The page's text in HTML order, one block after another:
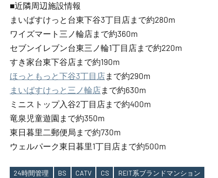
■近隣周辺施設情報
まいばすけっと台東下谷3丁目店まで約280m
ワイズマート三ノ輪店まで約360m
セブンイレブン台東三ノ輪1丁目店まで約220m
すき家台東下谷店まで約190m
ほっともっと下谷3丁目店まで約290m
まいばすけっと三ノ輪店まで約630m
ミニストップ入谷2丁目店まで約400m
竜泉児童遊園まで約350m
東日暮里二郵便局まで約730m
ウェルパーク東日暮里1丁目店まで約500m
24時間管理 BS CATV CS
REIT系ブランドマンション